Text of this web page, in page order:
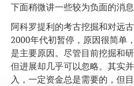
下面稍微讲一些较为负面的消
阿科罗提利的考古挖掘和对远
2000年代初暂停，原因很简单
是主要原因。尽管目前挖掘和
但进展却几乎可以忽略。其实
入，一定资金总是需要的，但